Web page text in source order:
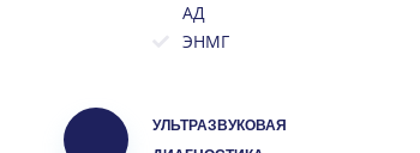
АД
ЭНМГ
УЛЬТРАЗВУКОВАЯ